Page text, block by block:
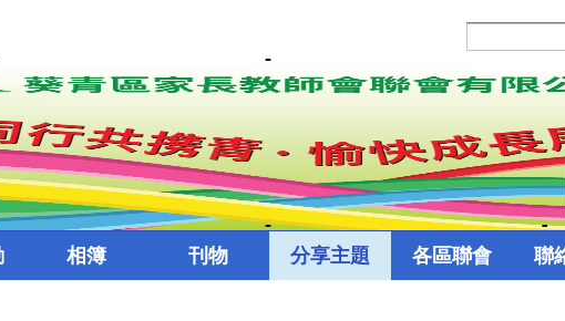
相簿 刊物 分享主題 各區聯會 聯